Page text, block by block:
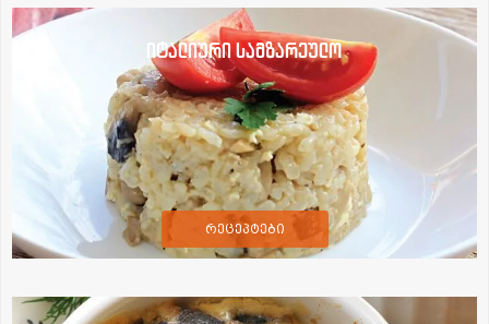
იტალიური სამზარეულო
რეცეპტები